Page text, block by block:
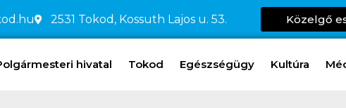
2531 Tokod, Kossuth Lajos u. 53. Közelgő
hivatal Tokod Egészségügy Kultúra